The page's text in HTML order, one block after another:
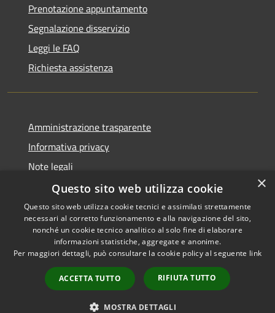
Prenotazione appuntamento
Segnalazione disservizio
Leggi le FAQ
Richiesta assistenza
Amministrazione trasparente
Informativa privacy
Note legali
Dichiarazione di accessibilità
RSS
Accessibilità
Copyright © 2026 • Comune di
Municipium•
Accesso
redazione
×
Questo sito web utilizza cookie
Questo sito web utilizza cookie tecnici e assimilati strettamente
necessari al corretto funzionamento e alla navigazione del sito,
nonché un cookie tecnico analitico al solo fine di elaborare
informazioni statistiche, aggregate e anonime.
Per maggiori dettagli, può consultare la cookie policy al seguente link
ACCETTA TUTTO RIFIUTA TUTTO
MOSTRA DETTAGLI